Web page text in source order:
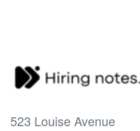
523 Louise Avenue